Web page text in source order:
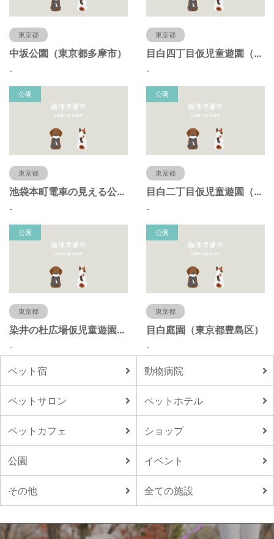
東京都
中坂公園（東京都多摩市）
-
東京都
目白四丁目仮児童遊園（東京都豊島区）
-
公園
東京都
池袋本町電車の見える公園（東京都豊島区）
-
公園
東京都
目白二丁目仮児童遊園（東京都豊島区）
-
公園
東京都
染井の杜広場仮児童遊園（東京都豊島区）
-
公園
東京都
目白庭園（東京都豊島区）
-
ペット宿 動物病院
ペットサロン ペットホテル
ペットカフェ ショップ
公園 イベント
その他 全ての施設